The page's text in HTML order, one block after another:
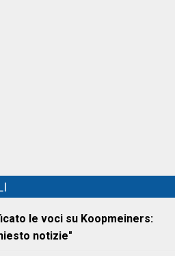
le voci su Koopmeiners:
notizie"